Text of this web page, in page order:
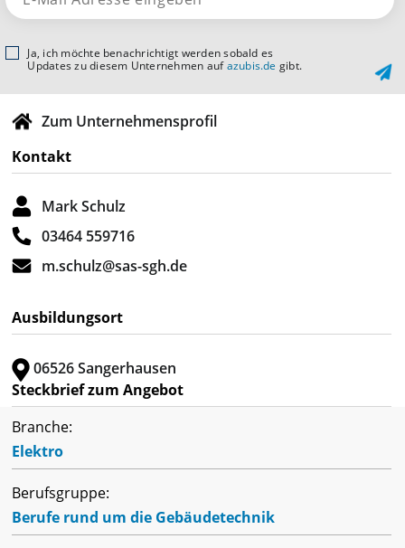
Ja, ich möchte benachrichtigt werden sobald es
Updates zu diesem Unternehmen aufazubis.de gibt.
Zum Unternehmensprofil
Kontakt
Mark Schulz
03464 559716
m.schulz@sas-sgh.de
Ausbildungsort
06526 Sangerhausen
Steckbrief zum Angebot
Branche:
Elektro
Berufsgruppe:
Berufe rund um die Gebäudetechnik